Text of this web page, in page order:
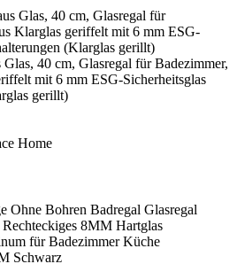
40 cm, Glasregal für Badezimmer,
mit 6 mm ESG-Sicherheitsglas
gerillt)